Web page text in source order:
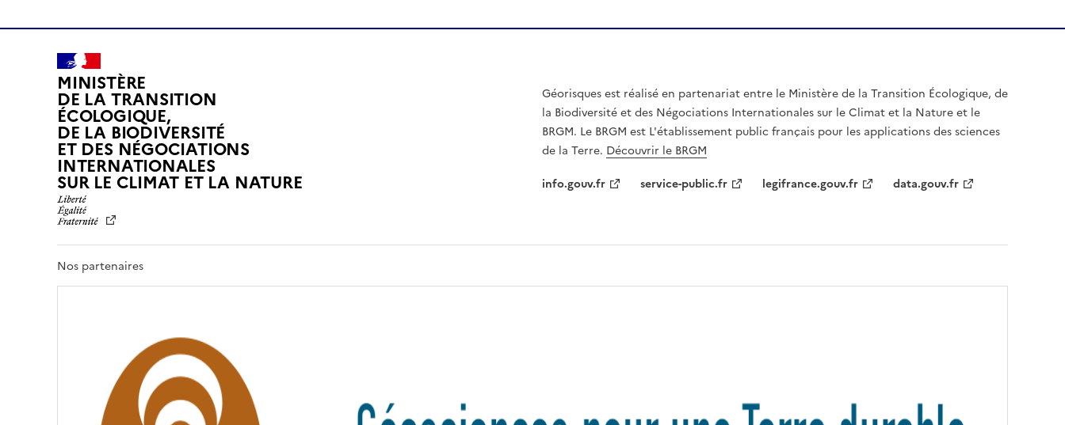
MINISTÈRE
DE LA TRANSITION
ÉCOLOGIQUE,
DE LA BIODIVERSITÉ
ET DES NÉGOCIATIONS
INTERNATIONALES
SUR LE CLIMAT ET LA NATUREL
R
É
Géorisques est réalisé en partenariat entre le Ministère de la Transition Écologique, de
la Biodiversité et des Négociations Internationales sur le Climat et la Nature et le
BRGM. Le BRGM est L'établissement public français pour les applications des sciences
de la Terre. Découvrir le BRGM
info.gouv.fr
service-public.fr legifrance.gouv.fr data.gouv.fr
Nos partenaires